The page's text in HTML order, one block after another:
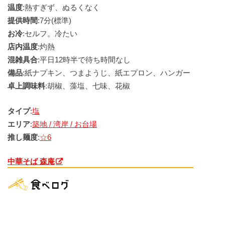
温度:熱すぎず、ぬるくなく
提供時間:7分(標準)
お冷:セルフ。冷たい
店内温度:灼熱
混雑具合:平日12時半で待ち時間なし
備品:紙ナプキン、つまようじ、紙エプロン、ハンガー
卓上調味料:胡椒、藻塩、七味、花椒
タイプ:塩
エリア:築地 / 湾岸 / お台場
推し麺度:☆6
中華そば 森庵